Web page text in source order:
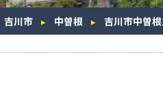
吉川市 中曽根 吉川市中曽